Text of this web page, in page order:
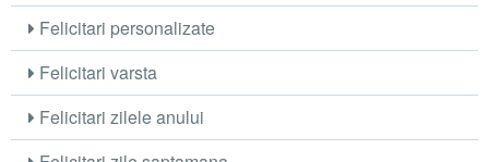
Felicitari personalizate
Felicitari varsta
Felicitari zilele anului